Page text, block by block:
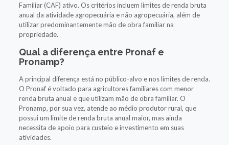
Familiar (CAF) ativo. Os critérios incluem limites de renda bruta
anual da atividade agropecuária e não agropecuária, além de
utilizar predominantemente mão de obra familiar na
propriedade.
Qual a diferença entre Pronaf e
Pronamp?
A principal diferença está no público-alvo e nos limites de renda.
O Pronaf é voltado para agricultores familiares com menor
renda bruta anual e que utilizam mão de obra familiar. O
Pronamp, por sua vez, atende ao médio produtor rural, que
possui um limite de renda bruta anual maior, mas ainda
necessita de apoio para custeio e investimento em suas
atividades.